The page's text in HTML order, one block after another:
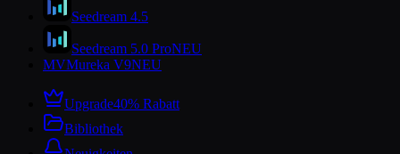
Seedream 4.5
Seedream 5.0 ProNEU
MVMureka V9NEU
Upgrade40% Rabatt
Bibliothek